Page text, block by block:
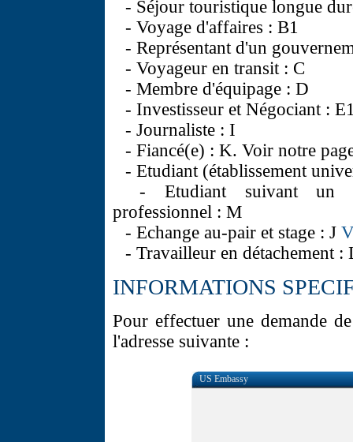
- Séjour touristique longue
- Voyage d'affaires : B1
- Représentant d'un
- Voyageur en transit : C
- Membre d'équipage : D
- Investisseur et Négociant :
- Journaliste : I
- Fiancé(e) : K. Voir notre
- Etudiant (établissement
- Etudiant suivant un
professionnel : M
- Echange au-pair et stage : J
- Travailleur en détachement :
INFORMATIONS
Pour effectuer une demande
l'adresse suivante :
US Embassy